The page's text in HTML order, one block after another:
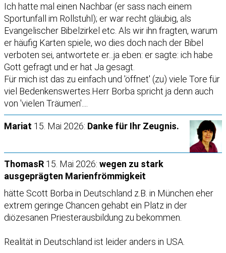
Ich hatte mal einen Nachbar (er sass nach einem
Sportunfall im Rollstuhl); er war recht gläubig, als
Evangelischer Bibelzirkel etc. Als wir ihn fragten, warum
er häufig Karten spiele, wo dies doch nach der Bibel
verboten sei, antwortete er...ja eben: er sagte: ich habe
Gott gefragt und er hat Ja gesagt.
Für mich ist das zu einfach und 'öffnet' (zu) viele Tore für
viel Bedenkenswertes.Herr Borba spricht ja denn auch
von 'vielen Träumen'....
Mariat 15. Mai 2026: Danke für Ihr Zeugnis.
ThomasR 15. Mai 2026: wegen zu stark
ausgeprägten Marienfrömmigkeit
hätte Scott Borba in Deutschland z.B. in München eher
extrem geringe Chancen gehabt ein Platz in der
diözesanen Priesterausbildung zu bekommen.
Realität in Deutschland ist leider anders in USA.